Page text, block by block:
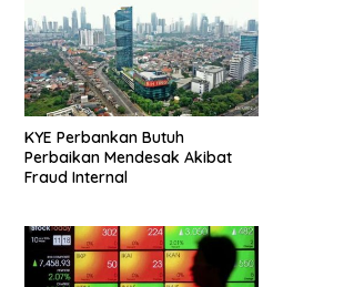
KYE Perbankan Butuh
Perbaikan Mendesak Akibat
Fraud Internal